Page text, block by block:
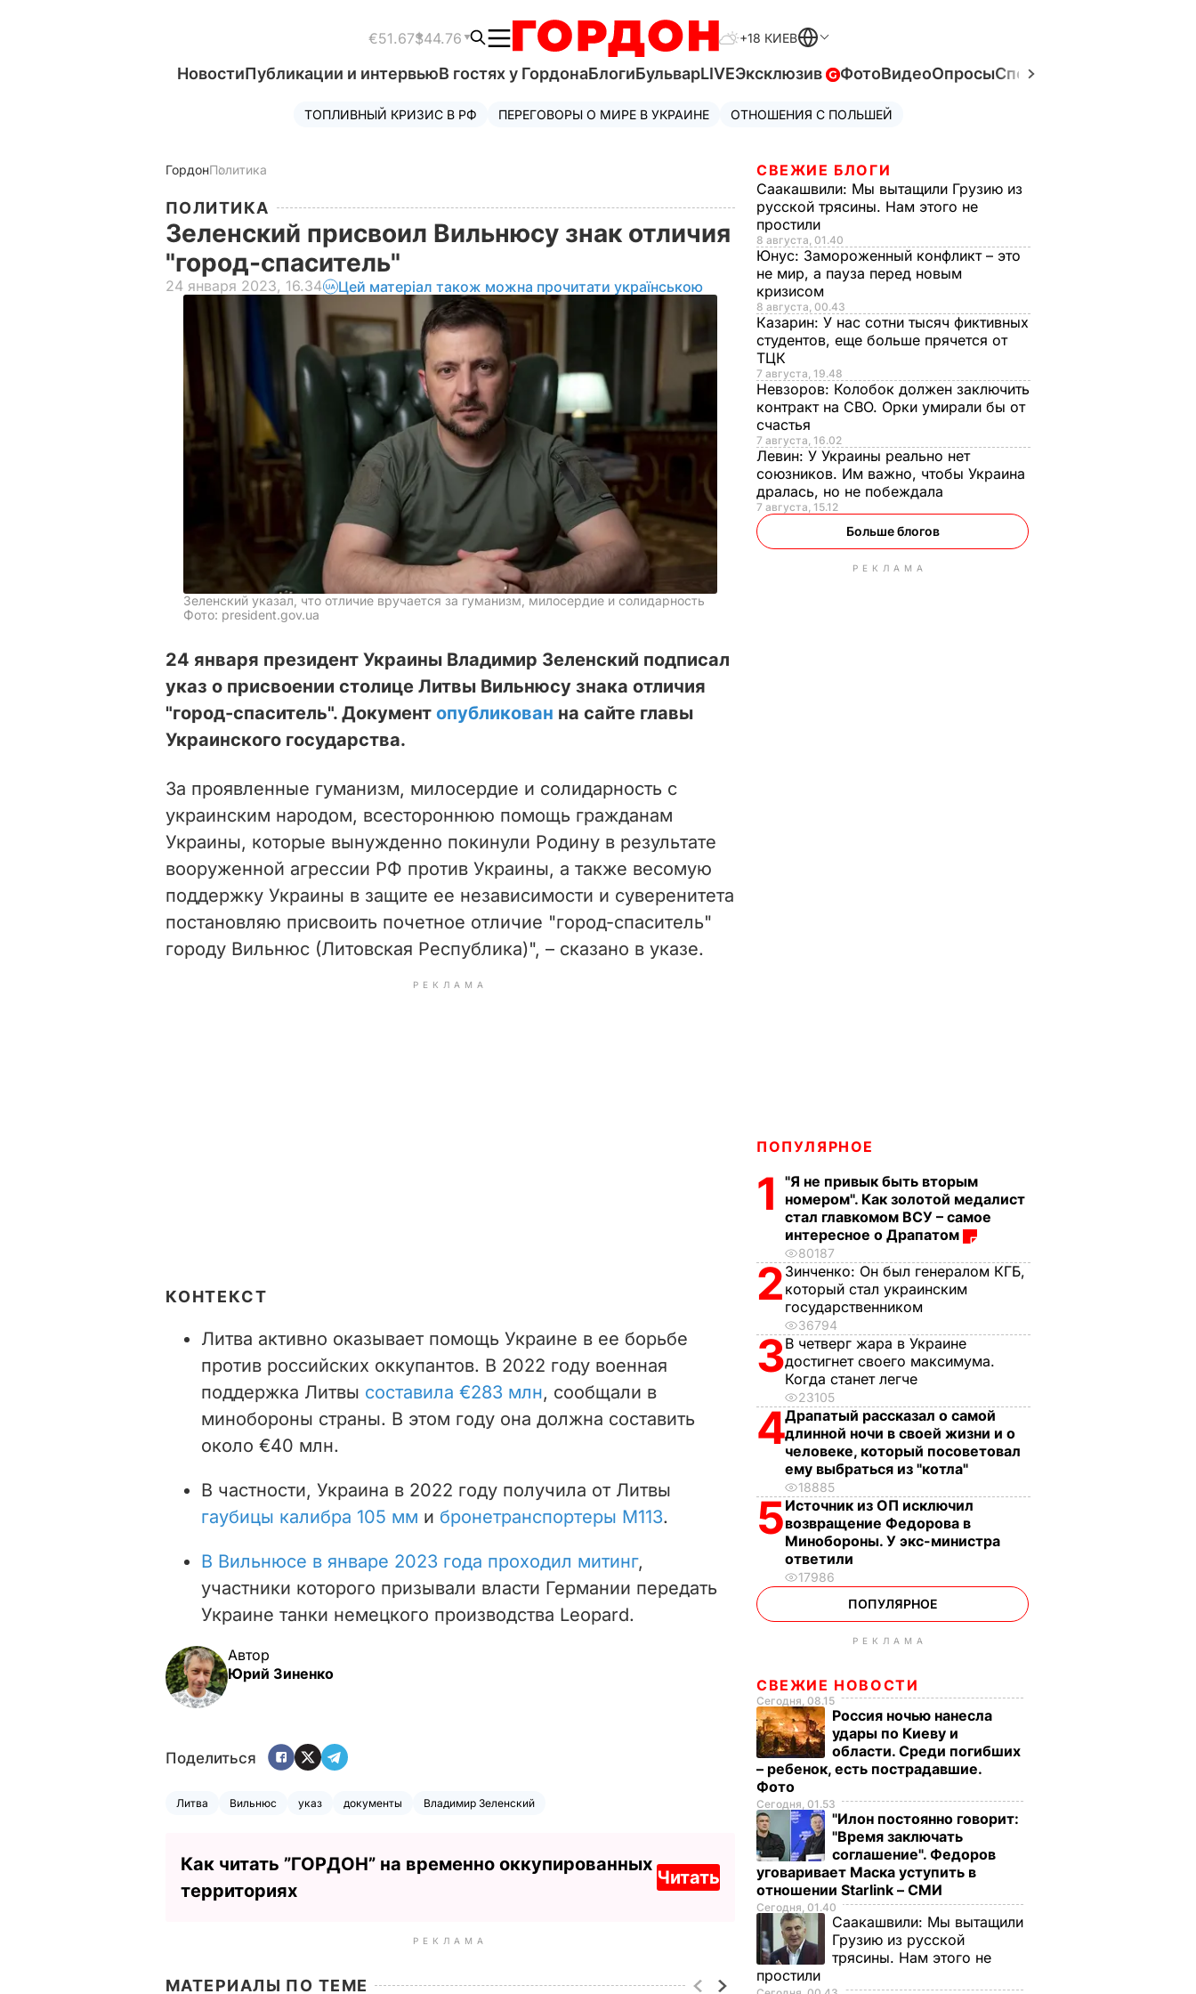
€51.67$44.76 +18 КИЕВ
НовостиПубликации и интервьюВ гостях у ГордонаБлогиБульварLIVEЭксклюзив ФотоВидеоОпросыСпецпроекты
ТОПЛИВНЫЙ КРИЗИС В РФ ПЕРЕГОВОРЫ О МИРЕ В УКРАИНЕ ОТНОШЕНИЯ С ПОЛЬШЕЙ
ГордонПолитика
ПОЛИТИКА
Зеленский присвоил Вильнюсу знак отличия
"город-спаситель"
24 января 2023, 16.34 Цей матеріал також можна прочитати українською
Зеленский указал, что отличие вручается за гуманизм, милосердие и солидарность
Фото: president.gov.ua
24 января президент Украины Владимир Зеленский подписал
указ о присвоении столице Литвы Вильнюсу знака отличия
"город-спаситель". Документ опубликован на сайте главы
Украинского государства.
За проявленные гуманизм, милосердие и солидарность с
украинским народом, всестороннюю помощь гражданам
Украины, которые вынужденно покинули Родину в результате
вооруженной агрессии РФ против Украины, а также весомую
поддержку Украины в защите ее независимости и суверенитета
постановляю присвоить почетное отличие "город-спаситель"
городу Вильнюс (Литовская Республика)", – сказано в указе.
РЕКЛАМА
КОНТЕКСТ
Литва активно оказывает помощь Украине в ее борьбе
против российских оккупантов. В 2022 году военная
поддержка Литвы составила €283 млн, сообщали в
минобороны страны. В этом году она должна составить
около €40 млн.
В частности, Украина в 2022 году получила от Литвы
гаубицы калибра 105 мм и бронетранспортеры М113.
В Вильнюсе в январе 2023 года проходил митинг,
участники которого призывали власти Германии передать
Украине танки немецкого производства Leopard.
Автор
Юрий Зиненко
Поделиться
Литва Вильнюс указ документы Владимир Зеленский
Как читать ”ГОРДОН” на временно оккупированных
территориях
Читать
РЕКЛАМА
МАТЕРИАЛЫ ПО ТЕМЕ
СВЕЖИЕ БЛОГИ
Саакашвили: Мы вытащили Грузию из
русской трясины. Нам этого не
простили
8 августа, 01.40
Юнус: Замороженный конфликт – это
не мир, а пауза перед новым
кризисом
8 августа, 00.43
Казарин: У нас сотни тысяч фиктивных
студентов, еще больше прячется от
ТЦК
7 августа, 19.48
Невзоров: Колобок должен заключить
контракт на СВО. Орки умирали бы от
счастья
7 августа, 16.02
Левин: У Украины реально нет
союзников. Им важно, чтобы Украина
дралась, но не побеждала
7 августа, 15.12
Больше блогов
РЕКЛАМА
ПОПУЛЯРНОЕ
1
"Я не привык быть вторым
номером". Как золотой медалист
стал главкомом ВСУ – самое
интересное о Драпатом
80187
2 Зинченко: Он был генералом КГБ,
который стал украинским
государственником
36794
3В четверг жара в Украине
достигнет своего максимума.
Когда станет легче
23105
4Драпатый рассказал о самой
длинной ночи в своей жизни и о
человеке, который посоветовал
ему выбраться из "котла"
18885
5Источник из ОП исключил
возвращение Федорова в
Минобороны. У экс-министра
ответили
17986
ПОПУЛЯРНОЕ
РЕКЛАМА
СВЕЖИЕ НОВОСТИ
Сегодня, 08.15
Россия ночью нанесла
удары по Киеву и
области. Среди погибших
– ребенок, есть пострадавшие.
Фото
Сегодня, 01.53
"Илон постоянно говорит:
"Время заключать
соглашение". Федоров
уговаривает Маска уступить в
отношении Starlink – СМИ
Сегодня, 01.40
Саакашвили: Мы вытащили
Грузию из русской
трясины. Нам этого не
простили